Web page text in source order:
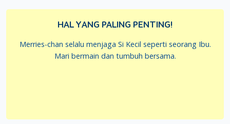
HAL YANG PALING PENTING!
Merries-chan selalu menjaga Si Kecil seperti seorang Ibu.
Mari bermain dan tumbuh bersama.